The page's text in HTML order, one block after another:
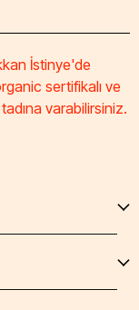
İstinye'de
sertifikalı ve
varabilirsiniz.